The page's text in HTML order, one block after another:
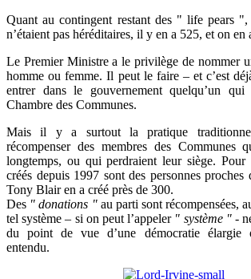
Quant au contingent restant des " life pears
n’étaient pas héréditaires, il y en a 525, et on en
Le Premier Ministre a le privilège de nommer
homme ou femme. Il peut le faire – et c’est
entrer dans le gouvernement quelqu’un
Chambre des Communes.
Mais il y a surtout la pratique
récompenser des membres des Communes
longtemps, ou qui perdraient leur siège.
créés depuis 1997 sont des personnes
Tony Blair en a créé près de 300.
Des " donations "au parti sont récompensées,
tel système – si on peut l’appeler " système "-
du point de vue d’une démocratie élargie
entendu.